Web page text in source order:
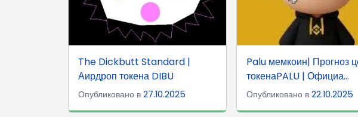
The Dickbutt Standard |
Аирдроп токена DIBU
Опубликовано в 27.10.2025
Palu мемкоин| Прогноз
токенаPALU | Официа...
Опубликовано в22.10.2025